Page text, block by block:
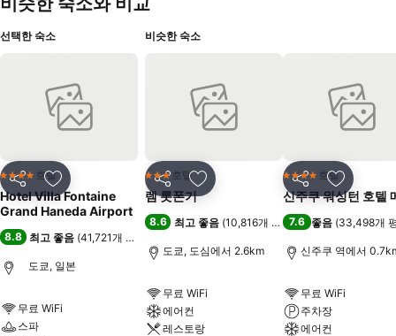
선택한 숙소
공유 즐겨찾기에 추가
4 성급 호텔
Hotel Villa Fontaine
Grand Haneda Airport
8.8 최고 좋음 (41,721개 평점
도쿄, 일본
무료 WiFi
스파
비슷한 숙소
공유 즐겨찾기에 추가
3 성급호텔
렘 롯폰기
8.6 최고 좋음 (10,816개 평점)
도쿄, 도심에서 2.6km
무료 WiFi
에어컨
레스토랑
공유 즐겨찾기
4 성급 호텔
신주쿠 워싱턴 호텔
7.6 좋음 (33,498개
신주쿠 역에서
무료 WiFi
주차장
에어컨